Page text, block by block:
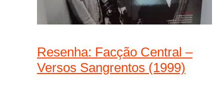
Resenha: Facção Central –
Versos Sangrentos (1999)